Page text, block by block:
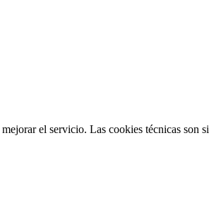
el servicio. Las cookies técnicas son